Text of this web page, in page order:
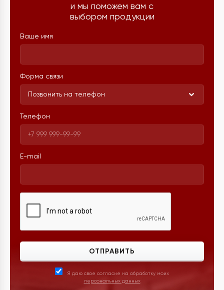
и мы поможем вам с
выбором продукции
Ваше имя
Форма связи
Позвонить на телефон
Телефон
E-mail
ОТПРАВИТЬ
Я даю свое согласие на обработку моих
персональных данных